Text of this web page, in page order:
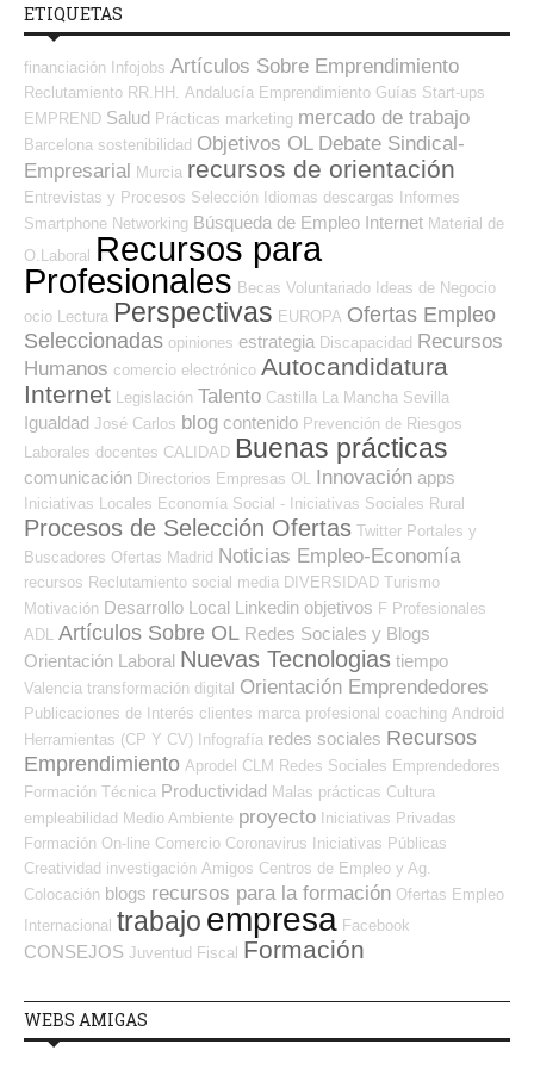
ETIQUETAS
financiación Infojobs Artículos Sobre Emprendimiento
Reclutamiento RR.HH. Andalucía Emprendimiento Guías Start-ups
EMPREND Salud Prácticas marketing mercado de trabajo
Barcelona sostenibilidad Objetivos OL Debate Sindical-
Empresarial Murcia recursos de orientación
Entrevistas y Procesos Selección Idiomas descargas Informes
Smartphone Networking Búsqueda de Empleo Internet Material de
O.Laboral Recursos para
Profesionales Becas Voluntariado Ideas de Negocio
ocio Lectura Perspectivas EUROPA Ofertas Empleo
Seleccionadas opiniones estrategia Discapacidad Recursos
Humanos comercio electrónico Autocandidatura
Internet Legislación Talento Castilla La Mancha Sevilla
Igualdad José Carlos blog contenido Prevención de Riesgos
Laborales docentes CALIDAD Buenas prácticas
comunicación Directorios Empresas OL Innovación apps
Iniciativas Locales Economía Social - Iniciativas Sociales Rural
Procesos de Selección Ofertas Twitter Portales y
Buscadores Ofertas Madrid Noticias Empleo-Economía
recursos Reclutamiento social media DIVERSIDAD Turismo
Motivación Desarrollo Local Linkedin objetivos F Profesionales
ADL Artículos Sobre OL Redes Sociales y Blogs
Orientación Laboral Nuevas Tecnologias tiempo
Valencia transformación digital Orientación Emprendedores
Publicaciones de Interés clientes marca profesional coaching Android
Herramientas (CP Y CV) Infografía redes sociales Recursos
Emprendimiento Aprodel CLM Redes Sociales Emprendedores
Formación Técnica Productividad Malas prácticas Cultura
empleabilidad Medio Ambiente proyecto Iniciativas Privadas
Formación On-line Comercio Coronavirus Iniciativas Públicas
Creatividad investigación Amigos Centros de Empleo y Ag.
Colocación blogs recursos para la formación Ofertas Empleo
Internacional trabajo empresa Facebook
CONSEJOS Juventud Fiscal Formación
WEBS AMIGAS